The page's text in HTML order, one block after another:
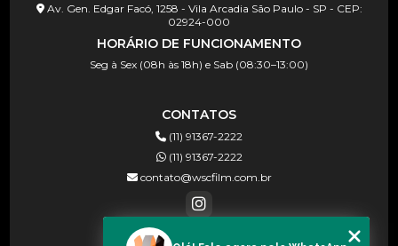
Av. Gen. Edgar Facó, 1258 - Vila Arcadia São Paulo - SP - CEP:
02924-000
HORÁRIO DE FUNCIONAMENTO
Seg à Sex (08h às 18h) e Sab (08:30–13:00)
CONTATOS
(11) 91367-2222
(11) 91367-2222
contato@wscfilm.com.br